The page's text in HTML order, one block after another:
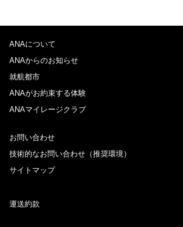
ANAについて
ANAからのお知らせ
就航都市
ANAがお約束する体験
ANAマイレージクラブ
お問い合わせ
技術的なお問い合わせ（推奨環境）
サイトマップ
運送約款